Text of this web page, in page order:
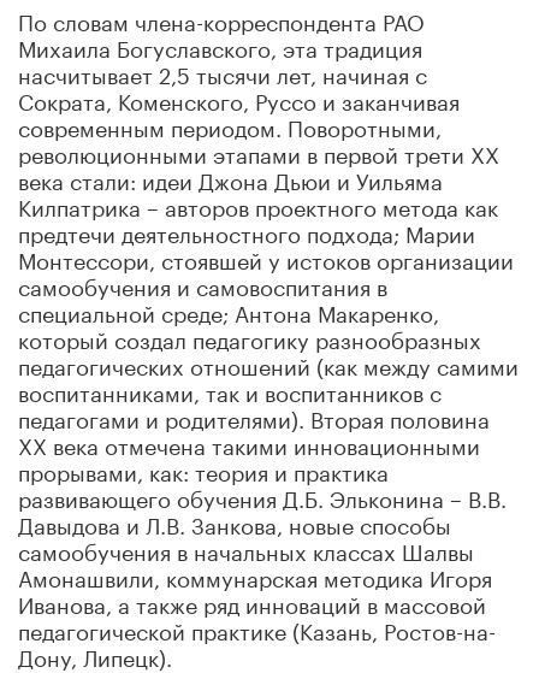
По словам члена-корреспондента РАО
Михаила Богуславского, эта традиция
насчитывает 2,5 тысячи лет, начиная с
Сократа, Коменского, Руссо и заканчивая
современным периодом. Поворотными,
революционными этапами в первой трети ХХ
века стали: идеи Джона Дьюи и Уильяма
Килпатрика – авторов проектного метода как
предтечи деятельностного подхода; Марии
Монтессори, стоявшей у истоков организации
самообучения и самовоспитания в
специальной среде; Антона Макаренко,
который создал педагогику разнообразных
педагогических отношений (как между самими
воспитанниками, так и воспитанников с
педагогами и родителями). Вторая половина
ХХ века отмечена такими инновационными
прорывами, как: теория и практика
развивающего обучения Д.Б. Эльконина – В.В.
Давыдова и Л.В. Занкова, новые способы
самообучения в начальных классах Шалвы
Амонашвили, коммунарская методика Игоря
Иванова, а также ряд инноваций в массовой
педагогической практике (Казань, Ростов-на-
Дону, Липецк).